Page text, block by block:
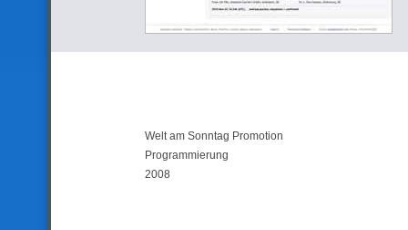
Welt am Sonntag Promotion
Programmierung
2008